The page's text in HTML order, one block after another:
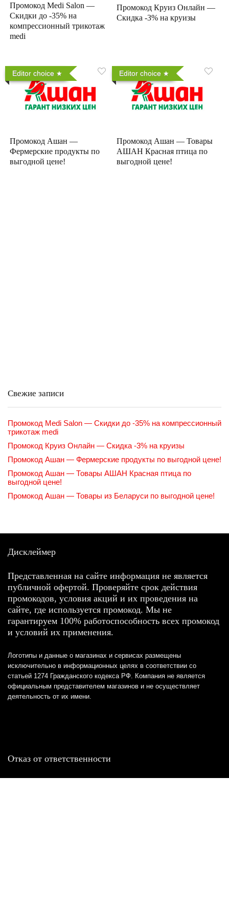
Промокод Medi Salon —
Скидки до -35% на
компрессионный трикотаж
medi
Промокод Круиз Онлайн —
Скидка -3% на круизы
Editor choice
Промокод Ашан —
Фермерские продукты по
выгодной цене!
Editor choice
Промокод Ашан — Товары
АШАН Красная птица по
выгодной цене!
Свежие записи
Промокод Medi Salon — Скидки до -35% на компрессионный
трикотаж medi
Промокод Круиз Онлайн — Скидка -3% на круизы
Промокод Ашан — Фермерские продукты по выгодной цене!
Промокод Ашан — Товары АШАН Красная птица по
выгодной цене!
Промокод Ашан — Товары из Беларуси по выгодной цене!
Дисклеймер
Представленная на сайте информация не является
публичной офертой. Проверяйте срок действия
промокодов, условия акций и их проведения на
сайте, где используется промокод. Мы не
гарантируем 100% работоспособность всех промокод
и условий их применения.
Логотипы и данные о магазинах и сервисах размещены
исключительно в информационных целях в соответствии со
статьей 1274 Гражданского кодекса РФ. Компания не является
официальным представителем магазинов и не осуществляет
деятельность от их имени.
Отказ от ответственности